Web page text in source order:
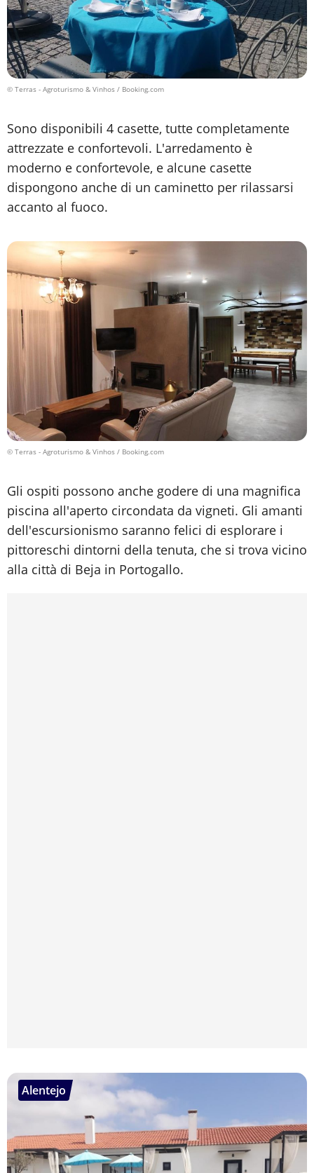
© Terras - Agroturismo & Vinhos / Booking.com
Sono disponibili 4 casette, tutte completamente
attrezzate e confortevoli. L'arredamento è
moderno e confortevole, e alcune casette
dispongono anche di un caminetto per rilassarsi
accanto al fuoco.
© Terras - Agroturismo & Vinhos / Booking.com
Gli ospiti possono anche godere di una magnifica
piscina all'aperto circondata da vigneti. Gli amanti
dell'escursionismo saranno felici di esplorare i
pittoreschi dintorni della tenuta, che si trova vicino
alla città di Beja in Portogallo.
Alentejo